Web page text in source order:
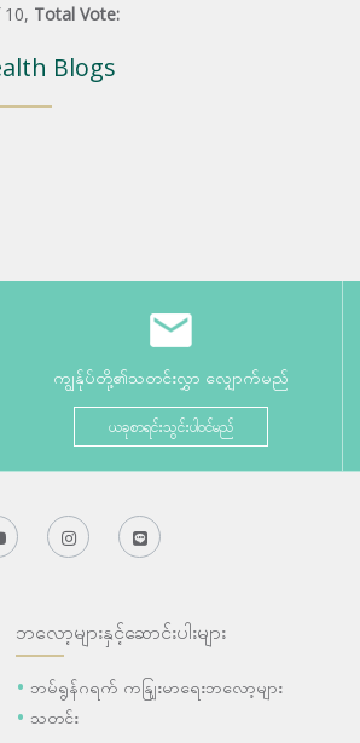
10, Total Vote:
Blogs
ကျွန်ုပ်တို့၏သတင်းလွှာ လျှောက်မည်
ယခုစာရင်းသွင်းပါဝင်မည်
ဘလော့များနှင့်ဆောင်းပါးများ
ဘမ်ရွန်ဂရက် ကနျြးမာရေးဘလော့များ
သတင်း